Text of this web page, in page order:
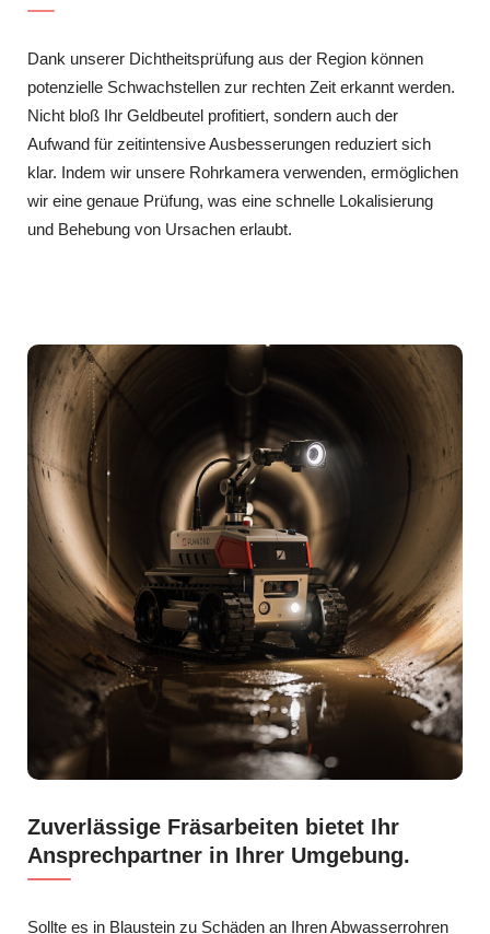
Dank unserer Dichtheitsprüfung aus der Region können
potenzielle Schwachstellen zur rechten Zeit erkannt werden.
Nicht bloß Ihr Geldbeutel profitiert, sondern auch der
Aufwand für zeitintensive Ausbesserungen reduziert sich
klar. Indem wir unsere Rohrkamera verwenden, ermöglichen
wir eine genaue Prüfung, was eine schnelle Lokalisierung
und Behebung von Ursachen erlaubt.
Zuverlässige Fräsarbeiten bietet Ihr
Ansprechpartner in Ihrer Umgebung.
Sollte es in Blaustein zu Schäden an Ihren Abwasserrohren